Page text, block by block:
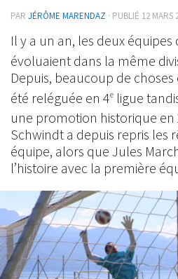
PAR JÉRÔME MARENDAZ · PUBLIÉ 12 MARS
Il y a un an, les deux équipes
évoluaient dans la même
Depuis, beaucoup de choses
été reléguée en 4e ligue
une promotion historique en
Schwindt a depuis repris les
équipe, alors que Jules
l’histoire avec la première